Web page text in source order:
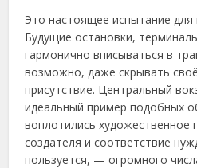
Это настоящее испытание для
Будущие остановки,
гармонично вписываться в
возможно, даже скрывать своё
присутствие. Центральный
идеальный пример подобных
воплотились художественное
создателя и соответствие
пользуется, — огромного